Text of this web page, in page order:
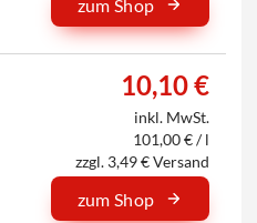
zum Shop
10,10 €
inkl. MwSt.
101,00 € / l
zzgl. 3,49 € Versand
zum Shop